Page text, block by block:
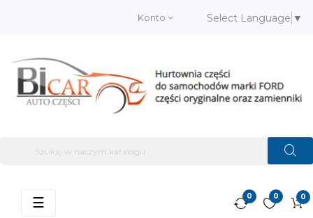
Konto Select Language ▼
0
0
0
Przełącz
☰